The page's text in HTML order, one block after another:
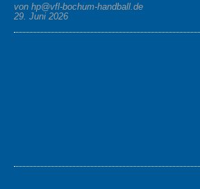
von hp@vfl-bochum-handball.de
29. Juni 2026